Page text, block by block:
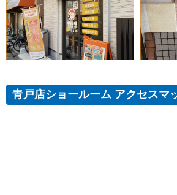
青戸店ショールーム アクセスマ